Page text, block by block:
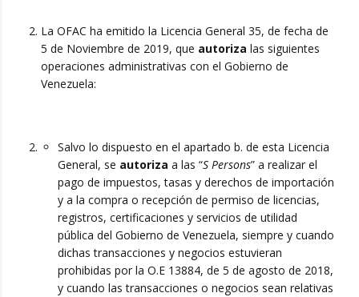
La OFAC ha emitido la Licencia General 35, de fecha de
5 de Noviembre de 2019, que autoriza las siguientes
operaciones administrativas con el Gobierno de
Venezuela:
Salvo lo dispuesto en el apartado b. de esta Licencia
General, se autoriza a las “S Persons” a realizar el
pago de impuestos, tasas y derechos de importación
y a la compra o recepción de permiso de licencias,
registros, certificaciones y servicios de utilidad
pública del Gobierno de Venezuela, siempre y cuando
dichas transacciones y negocios estuvieran
prohibidas por la O.E 13884, de 5 de agosto de 2018,
y cuando las transacciones o negocios sean relativas